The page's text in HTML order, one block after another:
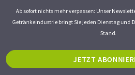
Ab sofort nichts mehr verpassen: Unser
Getränkeindustrie bringt Sie jeden Dienstag und
Stand.
JETZT